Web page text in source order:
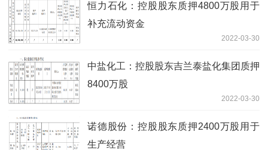
恒力石化：控股股东质押4800万股用于
补充流动资金
2022-03-30
中盐化工：控股股东吉兰泰盐化集团质押
8400万股
2022-03-30
诺德股份：控股股东质押2400万股用于
生产经营